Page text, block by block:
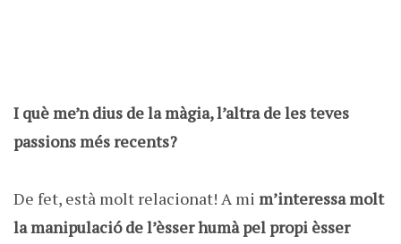
I què me’n dius de la màgia, l’altra de les teves
passions més recents?
De fet, està molt relacionat! A mi m’interessa molt
la manipulació de l’èsser humà pel propi èsser